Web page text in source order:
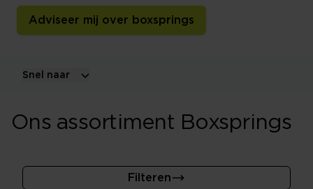
Adviseer mij over boxsprings
Snel naar
Ons assortiment Boxsprings
Filteren